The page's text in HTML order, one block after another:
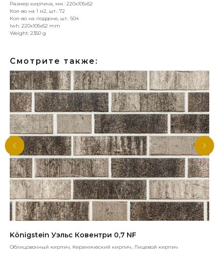
Размер кирпича, мм.: 220х105х52
Кол-во на 1 м2, шт.: 72
Кол-во на поддоне, шт.: 504
lwh: 220x105x52 mm
Weight: 2350 g
Смотрите также:
Königstein Уэльс Ковентри 0,7 NF
Облицовочный кирпич, Керамический кирпич, Лицевой кирпич